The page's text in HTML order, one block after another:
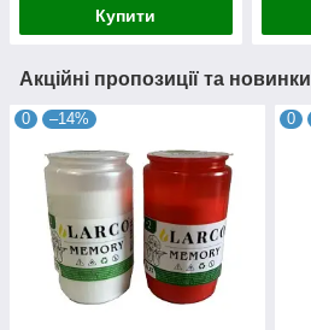
Купити
Акційні пропозиції та новинки
0 –14% 0